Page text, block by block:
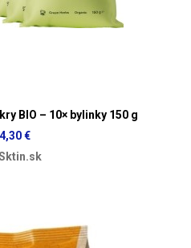
BIO – 10× bylinky 150 g
€